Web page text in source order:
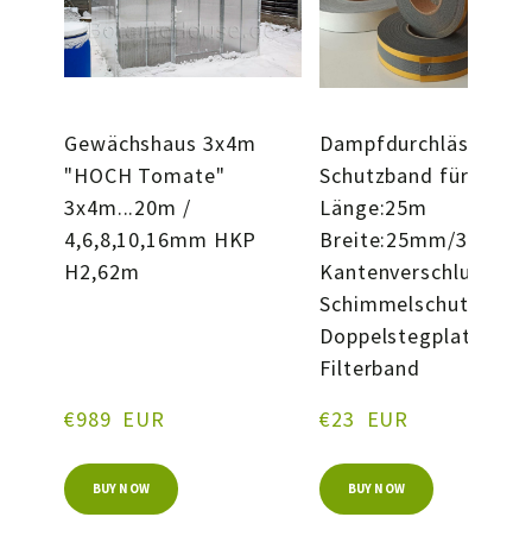
Gewächshaus 3x4m
"HOCH Tomate"
3x4m...20m /
4,6,8,10,16mm HKP
H2,62m
€989  EUR
BUY NOW
Dampfdurchlässiges
Schutzband für HKP
Länge:25m
Breite:25mm/38mm
Schimmelschutz
Doppelstegplatten
Filterband
€23  EUR
BUY NOW